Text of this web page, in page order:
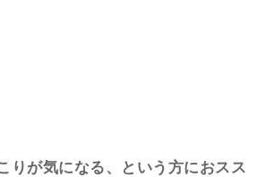
りが気になる、という方におスス